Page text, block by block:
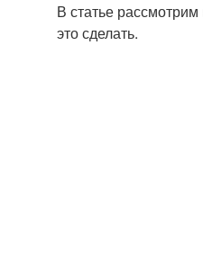
В статье
это сделать.